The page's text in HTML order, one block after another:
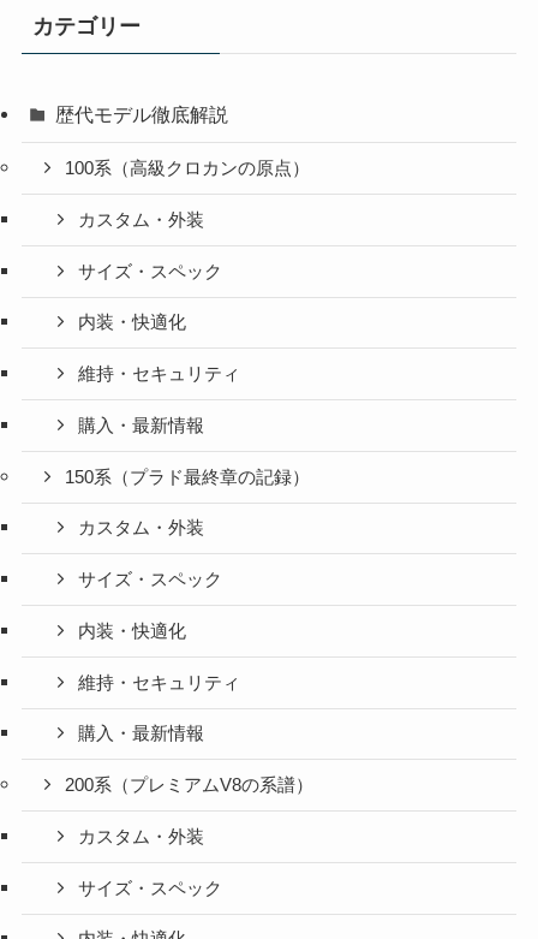
カテゴリー
歴代モデル徹底解説
100系（高級クロカンの原点）
カスタム・外装
サイズ・スペック
内装・快適化
維持・セキュリティ
購入・最新情報
150系（プラド最終章の記録）
カスタム・外装
サイズ・スペック
内装・快適化
維持・セキュリティ
購入・最新情報
200系（プレミアムV8の系譜）
カスタム・外装
サイズ・スペック